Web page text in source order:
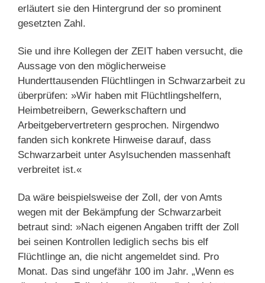
erläutert sie den Hintergrund der so prominent
gesetzten Zahl.
Sie und ihre Kollegen der ZEIT haben versucht, die
Aussage von den möglicherweise
Hunderttausenden Flüchtlingen in Schwarzarbeit zu
überprüfen: »Wir haben mit Flüchtlingshelfern,
Heimbetreibern, Gewerkschaftern und
Arbeitgebervertretern gesprochen. Nirgendwo
fanden sich konkrete Hinweise darauf, dass
Schwarzarbeit unter Asylsuchenden massenhaft
verbreitet ist.«
Da wäre beispielsweise der Zoll, der von Amts
wegen mit der Bekämpfung der Schwarzarbeit
betraut sind: »Nach eigenen Angaben trifft der Zoll
bei seinen Kontrollen lediglich sechs bis elf
Flüchtlinge an, die nicht angemeldet sind. Pro
Monat. Das sind ungefähr 100 im Jahr. „Wenn es